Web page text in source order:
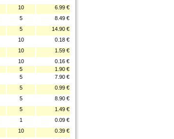
10
6.99 €
5
8.49 €
5
14.90 €
10
0.18 €
10
1.59 €
10
0.16 €
5
1.90 €
5
7.90 €
5
0.99 €
5
8.90 €
5
1.49 €
1
0.09 €
10
0.39 €